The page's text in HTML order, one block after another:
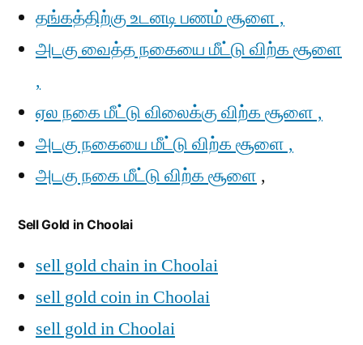
தங்கத்திற்கு உடனடி பணம் சூளை ,
அடகு வைத்த நகையை மீட்டு விற்க சூளை
,
ஏல நகை மீட்டு விலைக்கு விற்க சூளை ,
அடகு நகையை மீட்டு விற்க சூளை ,
அடகு நகை மீட்டு விற்க சூளை ,
Sell Gold in Choolai
sell gold chain in Choolai
sell gold coin in Choolai
sell gold in Choolai